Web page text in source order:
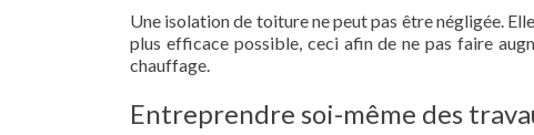
Une isolation de toiture ne peut pas être négligée.
plus efficace possible, ceci afin de ne pas faire
chauffage.
Entreprendre soi-même des